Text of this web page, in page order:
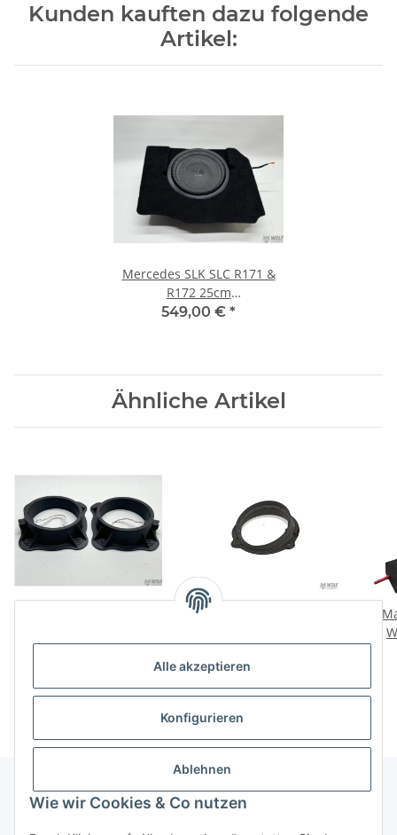
Alle akzeptieren
Konfigurieren
Ablehnen
Wie wir Cookies & Co nutzen
Kunden kauften dazu folgende
Artikel:
Mercedes SLK SLC R171 &
R172 25cm
Fußraumsubwoofer mit
549,00 € *
Ähnliche Artikel
Lautsprecheradapter